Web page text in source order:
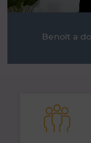
Benoit a